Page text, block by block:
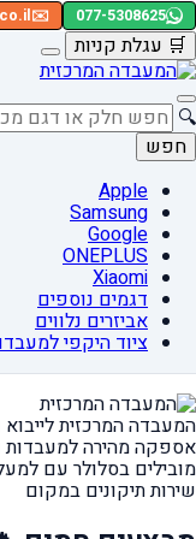
077-5308625
✉️
🛒 עגלת קניות
🔍
חפש
Apple
Samsung
Google
ONEPLUS
Xiaomi
דגמים נוספים
אביזרים נלווים
ציוד היקפי
המעבדה המרכזית
אספקה מהירהלמעבדות
מובילים בסלולר עם למעלה מ15 שנות
שירות תיקונים במקום